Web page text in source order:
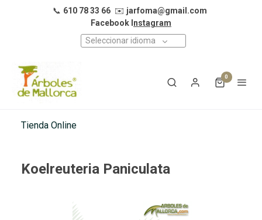
📞 610 78 33 66 ✉️ jarfoma@gmail.com
Facebook I nstagram
Seleccionar idioma
0
Tienda Online
Koelreuteria Paniculata